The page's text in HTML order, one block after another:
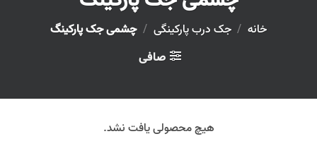
خانه / جک درب پارکینگی / چشمی جک پارکینگ
صافی
هیچ محصولی یافت نشد.